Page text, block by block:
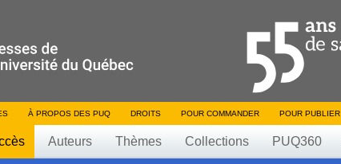
À PROPOS DES PUQ DROITS POUR COMMANDER POUR PUBLIER
Auteurs Thèmes Collections PUQ360